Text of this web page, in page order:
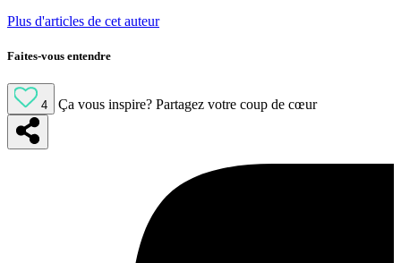
Plus d'articles de cet auteur
Faites-vous entendre
4 Ça vous inspire? Partagez votre coup de cœur